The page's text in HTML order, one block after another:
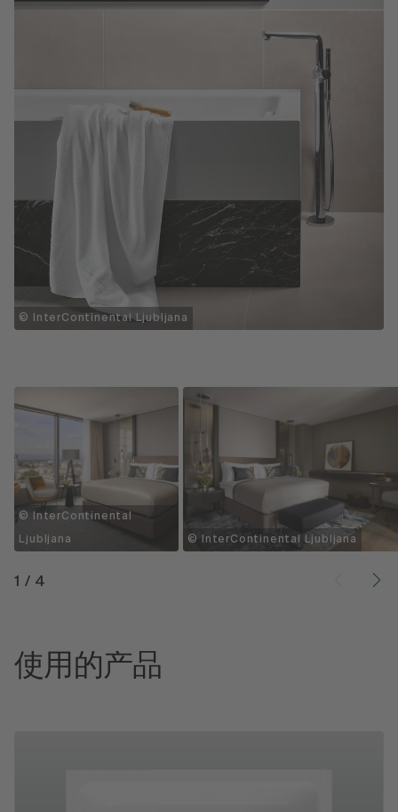
© InterContinental Ljubljana
© InterContinental
Ljubljana © InterContinental Ljubljana
1 / 4
使用的产品